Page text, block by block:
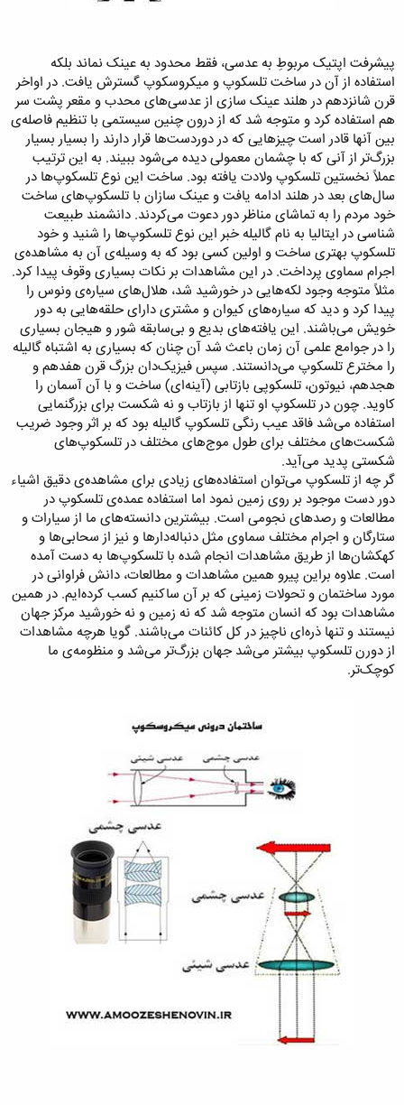
پیشرفت اپتیک مربوطِ به عدسی، فقط محدود به عینک نماند بلکه
استفاده از آن در ساخت تلسکوپ و میکروسکوپ گسترش یافت. در اواخر
قرن شانزدهم در هلند عینک سازی از عدسی‌های محدب و مقعر پشت سر
هم استفاده کرد و متوجه شد که از درون چنین سیستمی با تنظیم فاصله‌ی
بین آنها قادر است چیزهایی که در دوردست‌ها قرار دارند را بسیار بسیار
بزرگ‌تر از آنی که با چشمان معمولی دیده می‌شود ببیند. به این ترتیب
عملاً نخستین تلسکوپ ولادت یافته بود. ساخت این نوع تلسکوپ‌ها در
سال‌های بعد در هلند ادامه یافت و عینک سازان با تلسکوپ‌های ساخت
خود مردم را به تماشای مناظر دور دعوت می‌کردند. دانشمند طبیعت
شناسی در ایتالیا به نام گالیله خبر این نوع تلسکوپ‌ها را شنید و خود
تلسکوپ بهتری ساخت و اولین کسی بود که به وسیله‌ی آن به مشاهده‌ی
اجرام سماوی پرداخت. در این مشاهدات بر نکات بسیاری وقوف پیدا کرد.
مثلاً متوجه وجود لکه‌هایی در خورشید شد، هلال‌های سیاره‌ی ونوس را
پیدا کرد و دید که سیاره‌های کیوان و مشتری دارای حلقه‌هایی به دور
خویش می‌باشند. این یافته‌های بدیع و بی‌سابقه شور و هیجان بسیاری
را در جوامع علمی آن زمان باعث شد آن چنان که بسیاری به اشتباه گالیله
را مخترع تلسکوپ می‌دانستند. سپس فیزیک‌دان بزرگ قرن هفدهم و
هجدهم، نیوتون، تلسکوپی بازتابی (آینه‌ای) ساخت و با آن آسمان را
کاوید. چون در تلسکوپ او تنها از بازتاب و نه شکست برای بزرگنمایی
استفاده می‌شد فاقد عیب رنگی تلسکوپ گالیله بود که بر اثر وجود ضریب
شکست‌های مختلف برای طول موج‌های مختلف در تلسکوپ‌های
شکستی پدید می‌آید.
گر چه از تلسکوپ می‌توان استفاده‌های زیادی برای مشاهده‌ی دقیق اشیاء
دور دست موجود بر روی زمین نمود اما استفاده عمده‌ی تلسکوپ در
مطالعات و رصدهای نجومی است. بیشترین دانسته‌های ما از سیارات و
ستارگان و اجرام مختلف سماوی مثل دنباله‌دارها و نیز از سحابی‌ها و
کهکشان‌ها از طریق مشاهدات انجام شده با تلسکوپ‌ها به دست آمده
است. علاوه براین پیرو همین مشاهدات و مطالعات، دانش فراوانی در
مورد ساختمان و تحولات زمینی که بر آن ساکنیم کسب کرده‌ایم. در همین
مشاهدات بود که انسان متوجه شد که نه زمین و نه خورشید مرکز جهان
نیستند و تنها ذره‌ای ناچیز در کل کائنات می‌باشند. گویا هرچه مشاهدات
از دورن تلسکوپ بیشتر می‌شد جهان بزرگ‌تر می‌شد و منظومه‌ی ما
کوچک‌تر.